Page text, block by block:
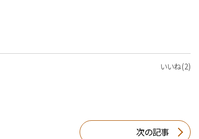
いいね(2)
次の記事